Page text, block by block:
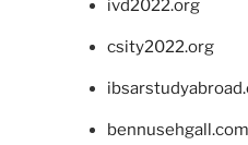
ivd2022.org
csity2022.org
bennusehgall.com